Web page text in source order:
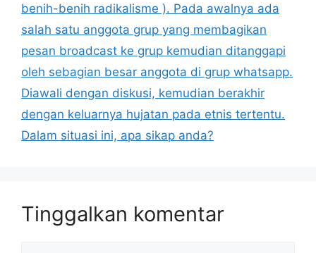
benih-benih radikalisme ). Pada awalnya ada
salah satu anggota grup yang membagikan
pesan broadcast ke grup kemudian ditanggapi
oleh sebagian besar anggota di grup whatsapp.
Diawali dengan diskusi, kemudian berakhir
dengan keluarnya hujatan pada etnis tertentu.
Dalam situasi ini, apa sikap anda?
Tinggalkan komentar